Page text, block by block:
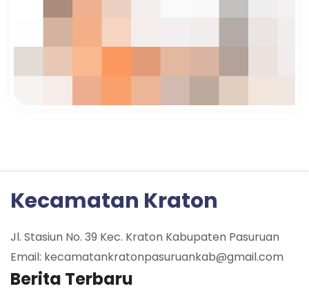
Kecamatan Kraton
Jl. Stasiun No. 39 Kec. Kraton Kabupaten Pasuruan
Email: kecamatankratonpasuruankab@gmail.com
Berita Terbaru